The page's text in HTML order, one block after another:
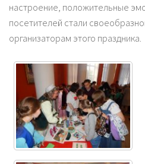
настроение, положительные
посетителей стали
организаторам этого праздника.